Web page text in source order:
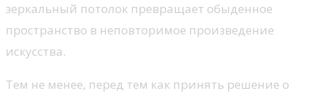
зеркальный потолок превращает обыденное
пространство в неповторимое произведение
искусства.
Тем не менее, перед тем как принять решение о